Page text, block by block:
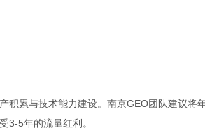
积累与技术能力建设。南京GEO团队建议将
3-5年的流量红利。